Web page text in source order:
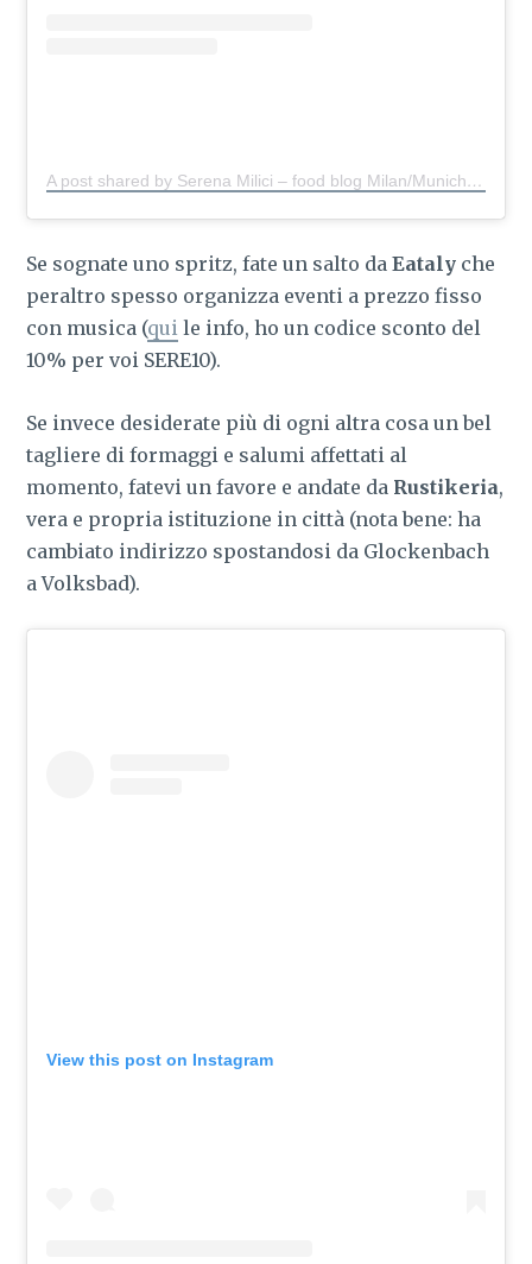
A post shared by Serena Milici – food blog Milan/Munich
Se sognate uno spritz, fate un salto daEataly che
peraltro spesso organizza eventi a prezzo fisso
con musica (qui le info, ho un codice sconto del
10% per voi SERE10).
Se invece desiderate più di ogni altra cosa un bel
tagliere di formaggi e salumi affettati al
momento, fatevi un favore e andate da Rustikeria,
vera e propria istituzione in città (nota bene: ha
cambiato indirizzo spostandosi da Glockenbach
a Volksbad).
View this post on Instagram